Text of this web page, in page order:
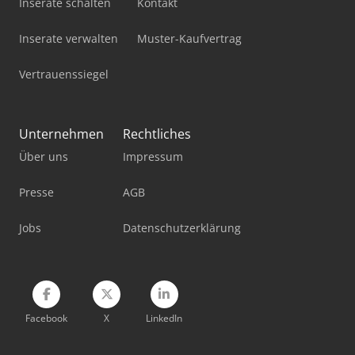
Gildemeister Ctx 310 V3
Gildemeister Ctx 420 Linear V6
Gildemeister Ctx 500
Gildemeister Ctx Alpha 300
Gildemeister Mf Sprint 65
Inserate verwalten
Vertrauenssiegel
Muster-Kaufvertrag
Unternehmen
Über uns
Presse
Jobs
Rechtliches
Impressum
AGB
Datenschutzerklärung
Facebook X LinkedIn